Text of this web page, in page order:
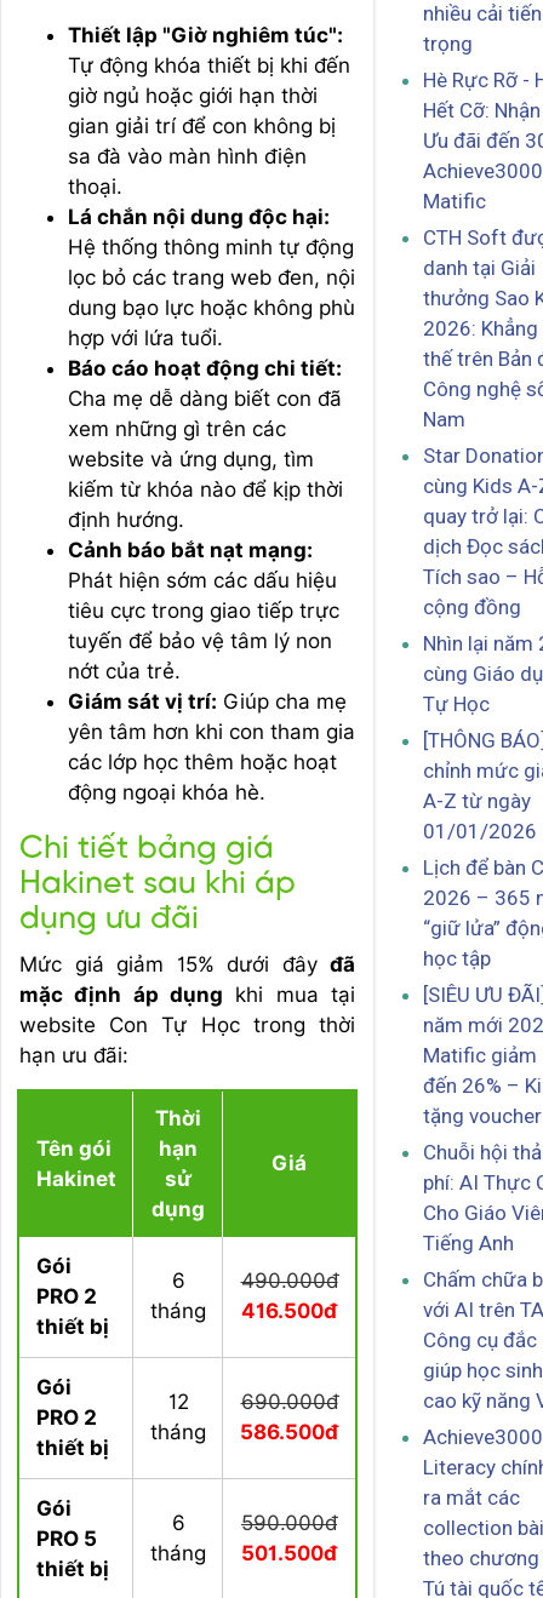
Thiết lập "Giờ nghiêm túc":
Tự động khóa thiết bị khi đến
giờ ngủ hoặc giới hạn thời
gian giải trí để con không bị
sa đà vào màn hình điện
thoại.
Lá chắn nội dung độc hại:
Hệ thống thông minh tự động
lọc bỏ các trang web đen, nội
dung bạo lực hoặc không phù
hợp với lứa tuổi.
Báo cáo hoạt động chi tiết:
Cha mẹ dễ dàng biết con đã
xem những gì trên các
website và ứng dụng, tìm
kiếm từ khóa nào để kịp thời
định hướng.
Cảnh báo bắt nạt mạng:
Phát hiện sớm các dấu hiệu
tiêu cực trong giao tiếp trực
tuyến để bảo vệ tâm lý non
nớt của trẻ.
Giám sát vị trí: Giúp cha mẹ
yên tâm hơn khi con tham gia
các lớp học thêm hoặc hoạt
động ngoại khóa hè.
Chi tiết bảng giá
Hakinet sau khi áp
dụng ưu đãi
Mức giá giảm 15% dưới đây đã
mặc định áp dụng khi mua tại
website Con Tự Học trong thời
hạn ưu đãi:
Tên gói
Hakinet
Thời
hạn
sử
dụng
Giá
Gói
PRO 2
thiết bị
6
tháng
490.000đ
416.500đ
Gói
PRO 2
thiết bị
12
tháng
690.000đ
586.500đ
Gói
PRO 5
thiết bị
6
tháng
590.000đ
501.500đ
nhiều cải
trọng
Hè Rực Rỡ -
Hết Cỡ:
Ưu đãi đến
Matific
CTH Soft
danh tại Giải
thưởng Sao
2026: Khẳng
thế trên Bản
Công nghệ
Nam
Star
cùng Kids
quay trở lại:
dịch Đọc
Tích sao –
cộng đồng
Nhìn lại năm
cùng Giáo
Tự Học
[THÔNG
chỉnh mức
A-Z từ ngày
01/01/2026
Lịch để bàn
2026 – 365
“giữ lửa”
học tập
[SIÊU ƯU
năm mới
Matific giảm
đến 26% –
tặng
Chuỗi hội
phí: AI Thực
Cho Giáo
Tiếng Anh
Chấm chữa
với AI trên
Công cụ
giúp học
cao kỹ năng
Achieve3000
Literacy
ra mắt các
collection
theo
Tú tài quốc